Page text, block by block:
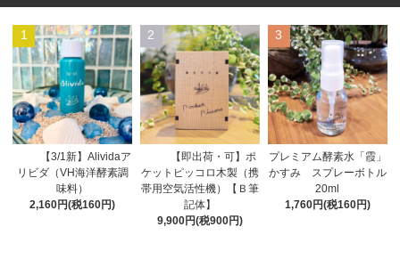
1
【3/1新】Alividaア
リビダ（VH海洋酵素調
味料）
2,160円(税160円)
2
【即出荷・可】ポ
ケットピッコロ木製（携
帯用空気活性機）【Ｂ筆
記体】
9,900円(税900円)
3
プレミアム酵素水「霞」
かすみ スプレーボトル
20ml
1,760円(税160円)